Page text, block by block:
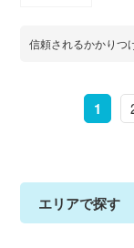
信頼されるかかりつ
1
エリアで探す